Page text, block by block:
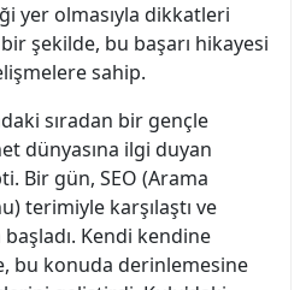
yer olmasıyla dikkatleri
şekilde, bu başarı hikayesi
sahip.
sıradan bir gençle
dünyasına ilgi duyan
Bir gün, SEO (Arama
terimiyle karşılaştı ve
Kendi kendine
bu konuda derinlemesine